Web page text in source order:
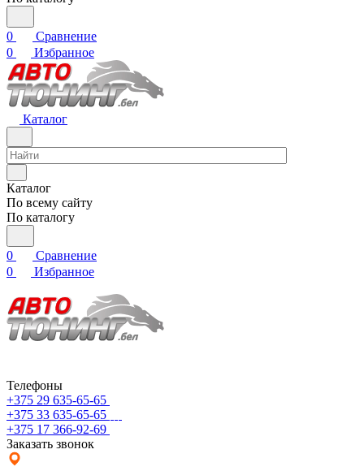
0
Сравнение
0
Избранное
Каталог
Каталог
По всему сайту
По каталогу
0
Сравнение
0
Избранное
Телефоны
+375 29 635-65-65
+375 33 635-65-65
+375 17 366-92-69
Заказать звонок